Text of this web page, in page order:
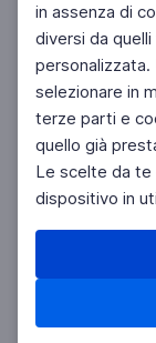
in assenza di
diversi da
personalizzata.
selezionare in
terze parti e
quello già
Le scelte da te
dispositivo in
Facebook